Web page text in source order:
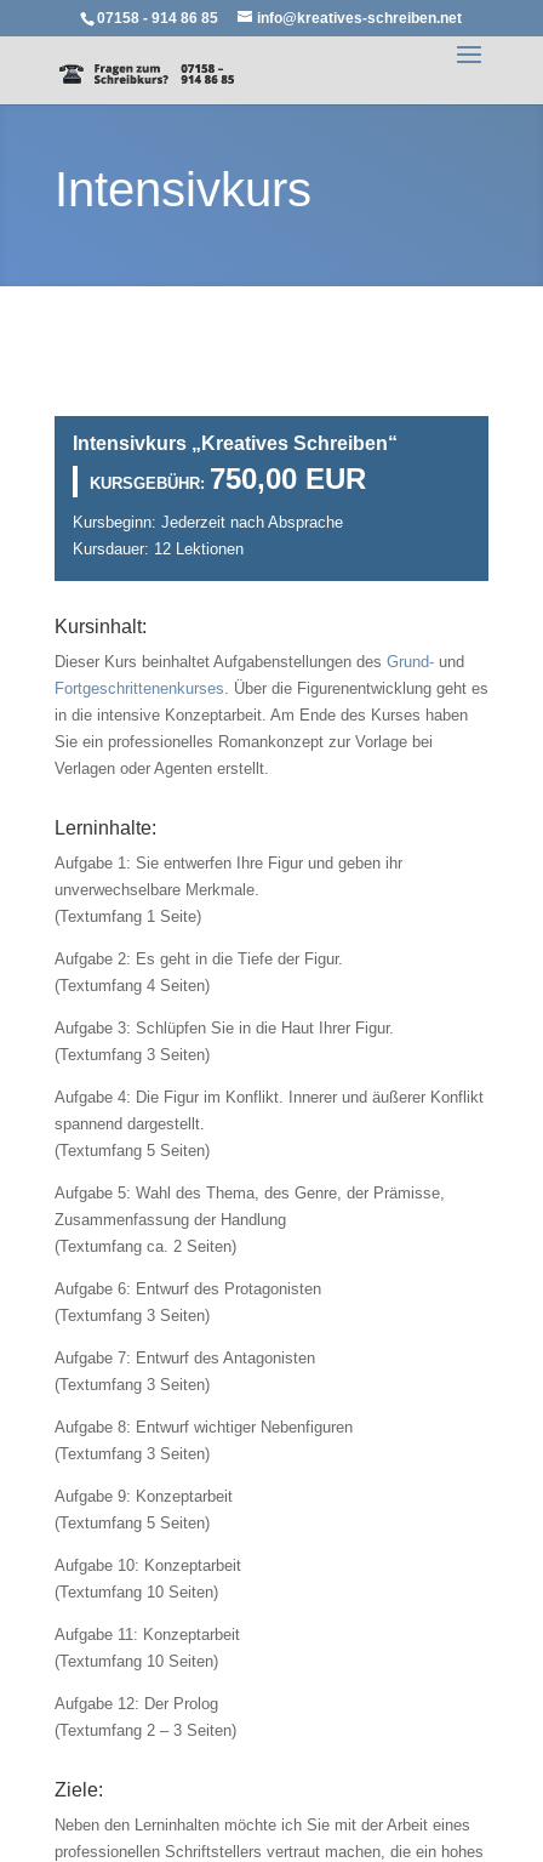
07158 - 914 86 85 info@kreatives-schreiben.net
Intensivkurs
Intensivkurs „Kreatives Schreiben“
KURSGEBÜHR: 750,00 EUR
Kursbeginn: Jederzeit nach Absprache
Kursdauer: 12 Lektionen
Kursinhalt:
Dieser Kurs beinhaltet Aufgabenstellungen des Grund-und
Fortgeschrittenenkurses. Über die Figurenentwicklung geht es
in die intensive Konzeptarbeit. Am Ende des Kurses haben
Sie ein professionelles Romankonzept zur Vorlage bei
Verlagen oder Agenten erstellt.
Lerninhalte:
Aufgabe 1: Sie entwerfen Ihre Figur und geben ihr
unverwechselbare Merkmale.
(Textumfang 1 Seite)
Aufgabe 2: Es geht in die Tiefe der Figur.
(Textumfang 4 Seiten)
Aufgabe 3: Schlüpfen Sie in die Haut Ihrer Figur.
(Textumfang 3 Seiten)
Aufgabe 4: Die Figur im Konflikt. Innerer und äußerer Konflikt
spannend dargestellt.
(Textumfang 5 Seiten)
Aufgabe 5: Wahl des Thema, des Genre, der Prämisse,
Zusammenfassung der Handlung
(Textumfang ca. 2 Seiten)
Aufgabe 6: Entwurf des Protagonisten
(Textumfang 3 Seiten)
Aufgabe 7: Entwurf des Antagonisten
(Textumfang 3 Seiten)
Aufgabe 8: Entwurf wichtiger Nebenfiguren
(Textumfang 3 Seiten)
Aufgabe 9: Konzeptarbeit
(Textumfang 5 Seiten)
Aufgabe 10: Konzeptarbeit
(Textumfang 10 Seiten)
Aufgabe 11: Konzeptarbeit
(Textumfang 10 Seiten)
Aufgabe 12: Der Prolog
(Textumfang 2 – 3 Seiten)
Ziele:
Neben den Lerninhalten möchte ich Sie mit der Arbeit eines
professionellen Schriftstellers vertraut machen, die ein hohes